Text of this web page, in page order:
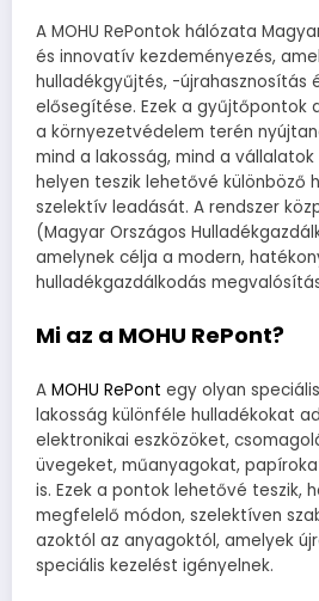
A MOHU RePontok hálózata
és innovatív kezdeményezés,
hulladékgyűjtés, -újrahasznosítás
elősegítése. Ezek a gyűjtőpontok
a környezetvédelem terén
mind a lakosság, mind a
helyen teszik lehetővé különböző
szelektív leadását. A rendszer
(Magyar Országos
amelynek célja a modern,
hulladékgazdálkodás
Mi az a MOHU RePont?
A MOHU RePont egy olyan
lakosság különféle hulladékokat
elektronikai eszközöket,
üvegeket, műanyagokat,
is. Ezek a pontok lehetővé teszik,
megfelelő módon, szelektíven
azoktól az anyagoktól, amelyek
speciális kezelést igényelnek.